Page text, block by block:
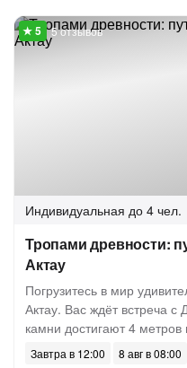
5 отзывов
Индивидуальная до 4 чел.
Тропами древности:
Актау
Погрузитесь в мир
Актау. Вас ждёт встреча с
камни достигают 4 метров
Завтра в 12:00
8 авг в 08:00